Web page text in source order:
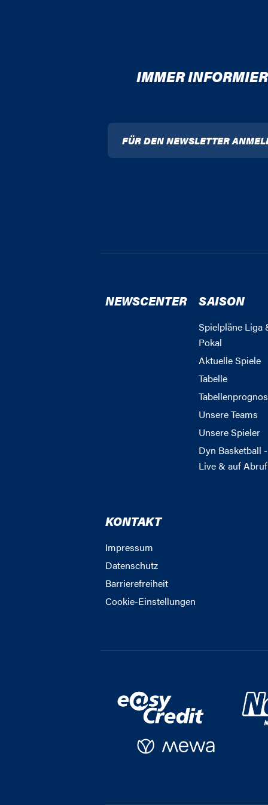
IMMER
FÜR DEN NEWSLETTER
NEWSCENTER SAISON
Spielpläne Liga
Pokal
Aktuelle Spiele
Tabelle
Unsere Teams
Unsere Spieler
Dyn Basketball -
Live & auf Abruf
KONTAKT
Impressum
Datenschutz
Barrierefreiheit
Cookie-Einstellungen